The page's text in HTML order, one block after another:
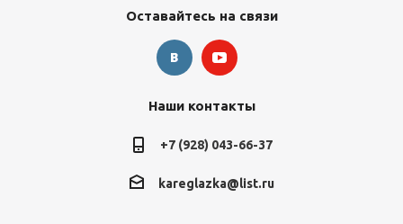
Оставайтесь на связи
Наши контакты
+7 (928) 043-66-37
kareglazka@list.ru